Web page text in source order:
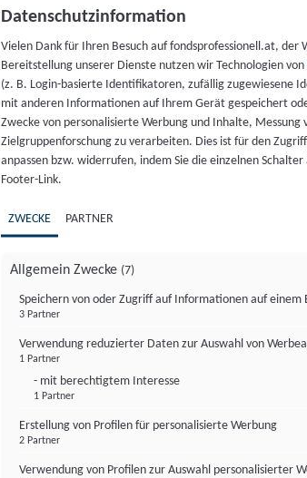
Datenschutzinformation
Vielen Dank für Ihren Besuch auf fondsprofessionell.at, der
Bereitstellung unserer Dienste nutzen wir Technologien von
(z. B. Login-basierte Identifikatoren, zufällig zugewiesene
mit anderen Informationen auf Ihrem Gerät gespeichert
Zwecke von personalisierte Werbung und Inhalte,
Zielgruppenforschung zu verarbeiten. Dies ist für den
anpassen bzw. widerrufen, indem Sie die einzelnen
Footer-Link.
ZWECKE PARTNER
Allgemein Zwecke (7)
Speichern von oder Zugriff auf Informationen auf einem
3 Partner
Verwendung reduzierter Daten zur Auswahl von
1 Partner
- mit berechtigtem Interesse
1 Partner
Erstellung von Profilen für personalisierte Werbung
2 Partner
Verwendung von Profilen zur Auswahl personalisierter